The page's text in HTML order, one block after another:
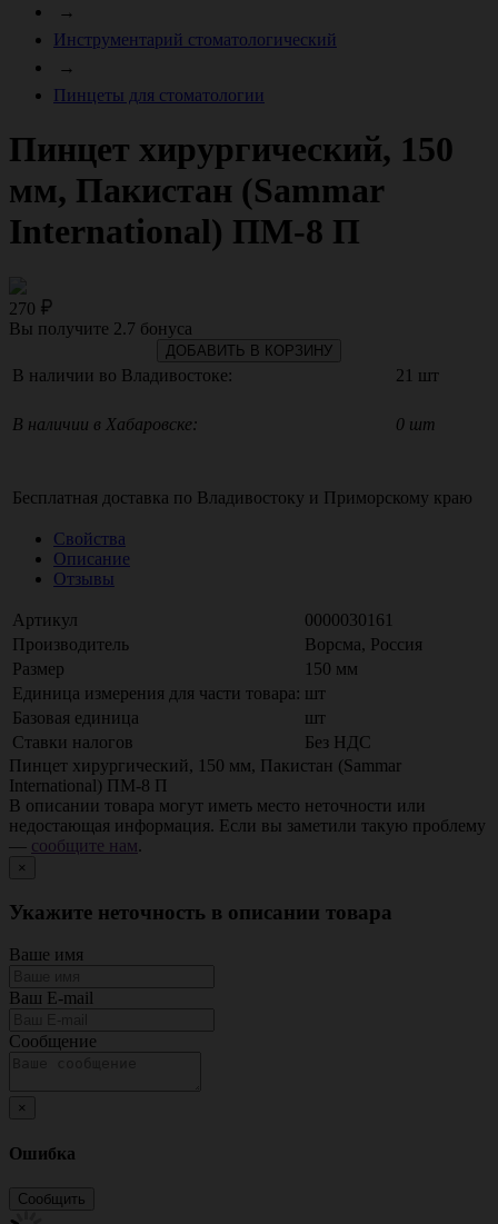
→
Инструментарий стоматологический
→
Пинцеты для стоматологии
Пинцет хирургический, 150
мм, Пакистан (Sammar
International) ПМ-8 П
270
Вы получите 2.7 бонуса
ДОБАВИТЬ В КОРЗИНУ
В наличии во Владивостоке: 21 шт
В наличии в Хабаровске: 0 шт
Бесплатная доставка по Владивостоку и Приморскому краю
Свойства
Описание
Отзывы
Артикул
0000030161
Производитель
Ворсма, Россия
Размер
150 мм
Единица измерения для части товара: шт
Базовая единица
шт
Ставки налогов
Без НДС
Пинцет хирургический, 150 мм, Пакистан (Sammar
International) ПМ-8 П
В описании товара могут иметь место неточности или
недостающая информация. Если вы заметили такую проблему
— сообщите нам.
×
Укажите неточность в описании товара
Ваше имя
Ваш E-mail
Сообщение
×
Ошибка